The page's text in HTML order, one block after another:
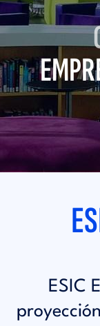
d
i
t
o
r
t
o
r
i
ESIC